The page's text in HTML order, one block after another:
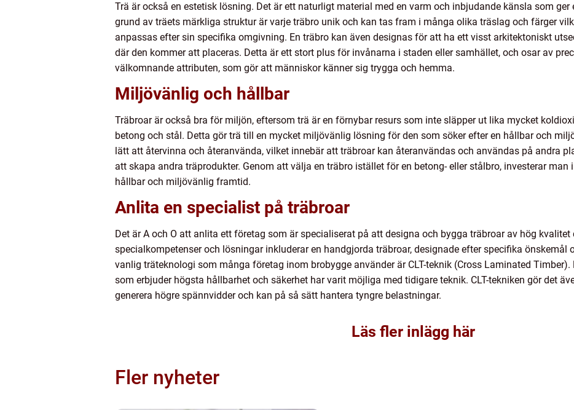
Trä är också en estetisk lösning. Det är ett naturligt material med en varm och inbjudande känsla som ger
grund av träets märkliga struktur är varje träbro unik och kan tas fram i många olika träslag och färger
anpassas efter sin specifika omgivning. En träbro kan även designas för att ha ett visst arkitektoniskt
där den kommer att placeras. Detta är ett stort plus för invånarna i staden eller samhället, och osar av
välkomnande attributen, som gör att människor känner sig trygga och hemma.
Miljövänlig och hållbar
Träbroar är också bra för miljön, eftersom trä är en förnybar resurs som inte släpper ut lika mycket
betong och stål. Detta gör trä till en mycket miljövänlig lösning för den som söker efter en hållbar och
lätt att återvinna och återanvända, vilket innebär att träbroar kan återanvändas och användas på andra
att skapa andra träprodukter. Genom att välja en träbro istället för en betong- eller stålbro, investerar man
hållbar och miljövänlig framtid.
Anlita en specialist på träbroar
Det är A och O att anlita ett företag som är specialiserat på att designa och bygga träbroar av hög kvalitet
specialkompetenser och lösningar inkluderar en handgjorda träbroar, designade efter specifika önskemål
vanlig träteknologi som många företag inom brobygge använder är CLT-teknik (Cross Laminated
som erbjuder högsta hållbarhet och säkerhet har varit möjliga med tidigare teknik. CLT-tekniken gör det
generera högre spännvidder och kan på så sätt hantera tyngre belastningar.
Läs fler inlägg här
Fler nyheter